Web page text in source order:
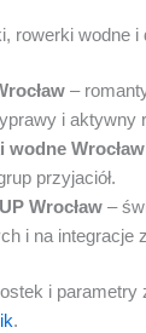
rowerki wodne i
–
i aktywny
wodne Wrocław
przyjaciół.
Wrocław –
i na integracje
i
.